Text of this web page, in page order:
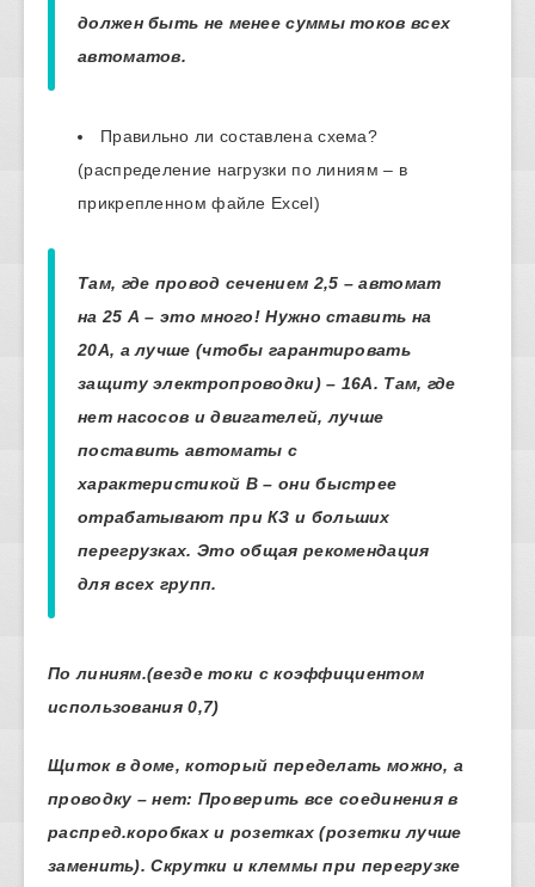
должен быть не менее суммы токов всех
автоматов.
Правильно ли составлена схема?
(распределение нагрузки по линиям – в
прикрепленном файле Excel)
Там, где провод сечением 2,5 – автомат
на 25 А – это много! Нужно ставить на
20А, а лучше (чтобы гарантировать
защиту электропроводки) – 16А. Там, где
нет насосов и двигателей, лучше
поставить автоматы с
характеристикой В – они быстрее
отрабатывают при КЗ и больших
перегрузках. Это общая рекомендация
для всех групп.
По линиям.(везде токи с коэффициентом
использования 0,7)
Щиток в доме, который переделать можно, а
проводку – нет: Проверить все соединения в
распред.коробках и розетках (розетки лучше
заменить). Скрутки и клеммы при перегрузке